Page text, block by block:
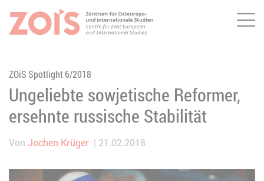
ZUM HAUPTINHALT SPRINGEN
ZUR SUCHE SPRINGEN
ZOiS Spotlight 6/2018
Ungeliebte sowjetische Reformer,
ersehnte russische Stabilität
Von Jochen Krüger 21.02.2018